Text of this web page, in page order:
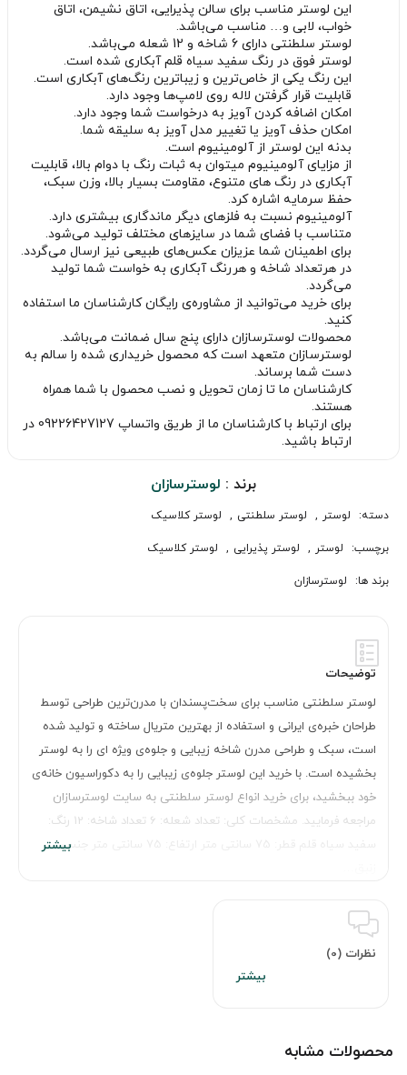
این لوستر مناسب برای سالن پذیرایی، اتاق نشیمن، اتاق
خواب، لابی و… مناسب می‌باشد.
لوستر سلطنتی دارای 6 شاخه و 12 شعله می‌باشد.
لوستر فوق در رنگ سفید سیاه قلم آبکاری شده است.
این رنگ یکی از خاص‌ترین و زیباترین رنگ‌های آبکاری است.
قابلیت قرار گرفتن لاله روی لامپ‌ها وجود دارد.
امکان اضافه کردن آویز به درخواست شما وجود دارد.
امکان حذف آویز یا تغییر مدل آویز به سلیقه شما.
بدنه این لوستر از آلومینیوم است.
از مزایای آلومینیوم میتوان به ثبات رنگ با دوام بالا، قابلیت
آبکاری در رنگ های متنوع، مقاومت بسیار بالا، وزن سبک،
حفظ سرمایه اشاره کرد.
آلومینیوم نسبت به فلزهای دیگر ماندگاری بیشتری دارد.
متناسب با فضای شما در سایزهای مختلف تولید می‌شود.
برای اطمینان شما عزیزان عکس‌های طبیعی نیز ارسال می‌گردد.
در هرتعداد شاخه و هررنگ آبکاری به خواست شما تولید
می‌گردد.
برای خرید می‌توانید از مشاوره‌ی رایگان کارشناسان ما استفاده
کنید.
محصولات لوسترسازان دارای پنج سال ضمانت می‌باشد.
لوسترسازان متعهد است که محصول خریداری شده را سالم به
دست شما برساند.
کارشناسان ما تا زمان تحویل و نصب محصول با شما همراه
هستند.
برای ارتباط با کارشناسان ما از طریق واتساپ 09226427127 در
ارتباط باشید.
برند : لوسترسازان
دسته: لوستر , لوستر سلطنتی , لوستر کلاسیک
برچسب: لوستر , لوستر پذیرایی , لوستر کلاسیک
برند ها: لوسترسازان
توضیحات
لوستر سلطنتی مناسب برای سخت‌پسندان با مدرن‌ترین طراحی توسط
طراحان خبره‌ی ایرانی و استفاده از بهترین متریال ساخته و تولید شده
است، سبک و طراحی مدرن شاخه زیبایی و جلوه‌ی ویژه ای را به لوستر
بخشیده است. با خرید این لوستر جلوه‌ی زیبایی را به دکوراسیون خانه‌ی
خود ببخشید، برای خرید انواع لوستر سلطنتی به سایت لوسترسازان
مراجعه فرمایید. مشخصات کلی: تعداد شعله: 6 تعداد شاخه: 12 رنگ:
سفید سیاه قلم قطر: 75 سانتی متر ارتفاع: 75 سانتی متر جنس
نظرات (0)
محصولات مشابه